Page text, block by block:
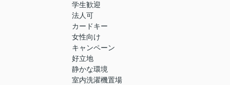
学生歓迎
法人可
カードキー
女性向け
キャンペーン
好立地
静かな環境
室内洗濯機置場